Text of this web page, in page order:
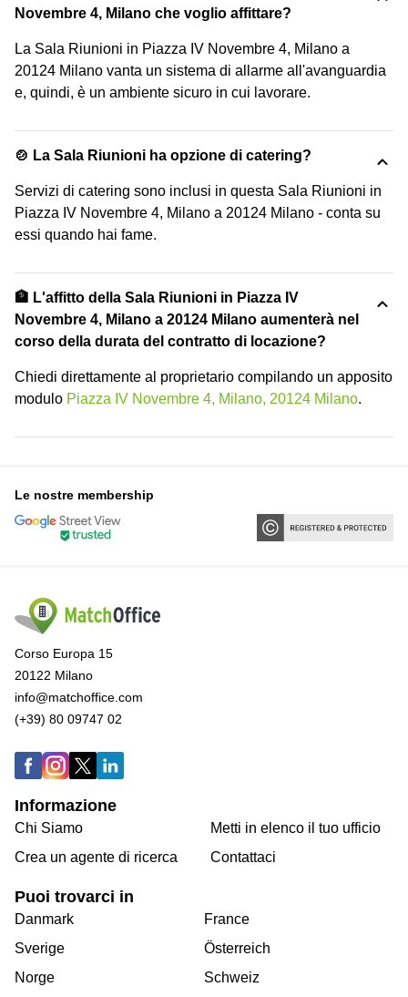
Novembre 4, Milano che voglio affittare?
La Sala Riunioni in Piazza IV Novembre 4, Milano a
20124 Milano vanta un sistema di allarme all'avanguardia
e, quindi, è un ambiente sicuro in cui lavorare.
🍲 La Sala Riunioni ha opzione di catering?
Servizi di catering sono inclusi in questa Sala Riunioni in
Piazza IV Novembre 4, Milano a 20124 Milano - conta su
essi quando hai fame.
🏦 L'affitto della Sala Riunioni in Piazza IV
Novembre 4, Milano a 20124 Milano aumenterà nel
corso della durata del contratto di locazione?
Chiedi direttamente al proprietario compilando un apposito
modulo Piazza IV Novembre 4, Milano, 20124 Milano.
Le nostre membership
Corso Europa 15
20122 Milano
info@matchoffice.com
(+39) 80 09747 02
Informazione
Chi Siamo
Crea un agente di ricerca
Metti in elenco il tuo ufficio
Contattaci
Puoi trovarci in
Danmark
Sverige
Norge
France
Österreich
Schweiz